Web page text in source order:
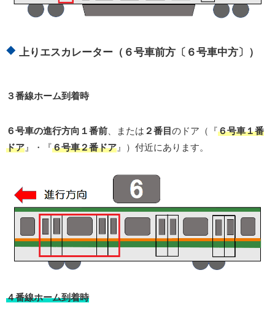
上りエスカレーター（６号車前方〔６号車中方〕）
３番線ホーム到着時
６号車の進行方向１番前 、または ２番目 のドア（『６号車１番
ドア 』・『６号車２番ドア 』）付近にあります。
４番線ホーム到着時